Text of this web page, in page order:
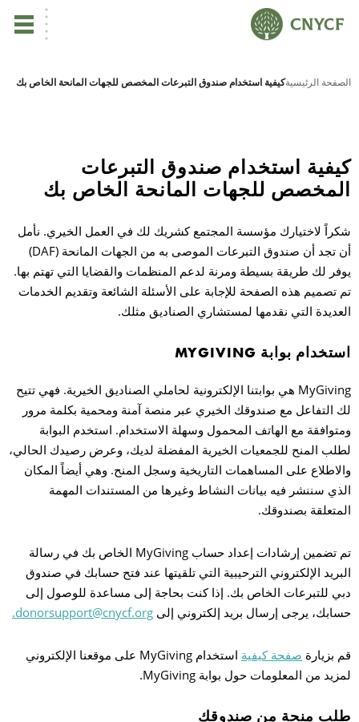
الصفحة الرئيسيةكيفية استخدام صندوق التبرعات المخصص للجهات المانحة الخاص بك
كيفية استخدام صندوق التبرعات
المخصص للجهات المانحة الخاص بك
شكراً لاختيارك مؤسسة المجتمع كشريك لك في العمل الخيري. نأمل
أن تجد أن صندوق التبرعات الموصى به من الجهات المانحة (DAF)
يوفر لك طريقة بسيطة ومرنة لدعم المنظمات والقضايا التي تهتم بها.
تم تصميم هذه الصفحة للإجابة على الأسئلة الشائعة وتقديم الخدمات
العديدة التي نقدمها لمستشاري الصناديق مثلك.
استخدام بوابة MYGIVING
MyGiving هي بوابتنا الإلكترونية لحاملي الصناديق الخيرية. فهي تتيح
لك التفاعل مع صندوقك الخيري عبر منصة آمنة ومحمية بكلمة مرور
ومتوافقة مع الهاتف المحمول وسهلة الاستخدام. استخدم البوابة
لطلب المنح للجمعيات الخيرية المفضلة لديك، وعرض رصيدك الحالي،
والاطلاع على المساهمات التاريخية وسجل المنح. وهي أيضاً المكان
الذي سننشر فيه بيانات النشاط وغيرها من المستندات المهمة
المتعلقة بصندوقك.
تم تضمين إرشادات إعداد حساب MyGiving الخاص بك في رسالة
البريد الإلكتروني الترحيبية التي تلقيتها عند فتح حسابك في صندوق
دبي للتبرعات الخاص بك. إذا كنت بحاجة إلى مساعدة للوصول إلى
حسابك، يرجى إرسال بريد إلكتروني إلى donorsupport@cnycf.org.
قم بزيارة صفحة كيفية
استخدام MyGiving على موقعنا الإلكتروني
لمزيد من المعلومات حول بوابة MyGiving.
طلب منحة من صندوقك